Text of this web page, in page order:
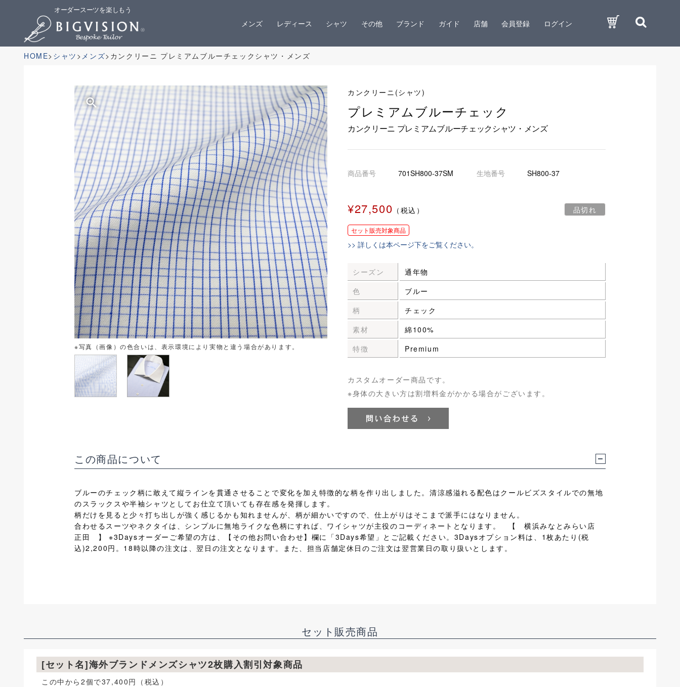
オーダースーツを楽しもう
メンズ レディース シャツ その他 ブランド ガイド 店舗 会員登録 ログイン
HOME シャツ メンズ カンクリーニ プレミアムブルーチェックシャツ・メンズ
zoom_in
※写真（画像）の色合いは、表示環境により実物と違う場合があります。
カンクリーニ(シャツ)
プレミアムブルーチェック
カンクリーニ プレミアムブルーチェックシャツ・メンズ
商品番号 701SH800-37SM 生地番号 SH800-37
¥27,500 （税込） 品切れ
セット販売対象商品
>> 詳しくは本ページ下をご覧ください。
シーズン
通年物
色
ブルー
柄
チェック
素材
綿100%
特徴
Premium
カスタムオーダー商品です。
※身体の大きい方は割増料金がかかる場合がございます。
この商品について
ブルーのチェック柄に敢えて縦ラインを貫通させることで変化を加え特徴的な柄を作り出しました。清涼感溢れる配色はクールビズスタイルでの無地
のスラックスや半袖シャツとしてお仕立て頂いても存在感を発揮します。
柄だけを見ると少々打ち出しが強く感じるかも知れませんが、柄が細かいですので、仕上がりはそこまで派手にはなりません。
合わせるスーツやネクタイは、シンプルに無地ライクな色柄にすれば、ワイシャツが主役のコーディネートとなります。 【 横浜みなとみらい店
正田 】 ※3Daysオーダーご希望の方は、【その他お問い合わせ】欄に「3Days希望」とご記載ください。3Daysオプション料は、1枚あたり(税
込)2,200円。18時以降の注文は、翌日の注文となります。また、担当店舗定休日のご注文は翌営業日の取り扱いとします。
セット販売商品
[セット名]海外ブランドメンズシャツ2枚購入割引対象商品
この中から2個で37,400円（税込）